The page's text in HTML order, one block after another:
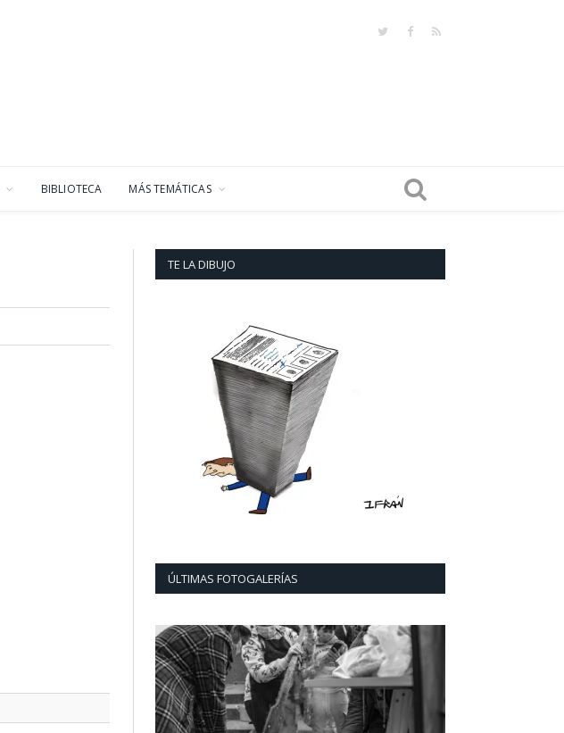
TwitterFacebook
RSS
BIBLIOTECA MÁS TEMÁTICAS
TE LA DIBUJO
ÚLTIMAS FOTOGALERÍAS